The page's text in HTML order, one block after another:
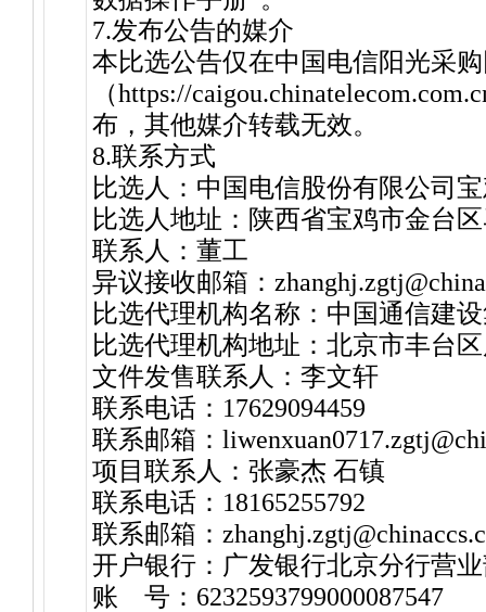
7.发布公告的媒介
本比选公告仅在中国电信阳光采
（https://
布，其他媒介转载无效。
8.联系方式
比选人：中国电信股份有限公司
比选人地址：陕西省宝鸡市金台
联系人：董工
异议接收邮箱：
比选代理机构名称：中国通信建
比选代理机构地址：北京市丰台
文件发售联系人：李文轩
联系电话：17629094459
联系邮箱：
项目联系人：张豪杰 石镇
联系电话：18165255792
联系邮箱：
开户银行：广发银行北京分行营
账 号：6232593799000087547